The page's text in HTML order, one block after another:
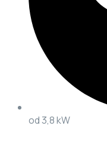
od 3,8 kW